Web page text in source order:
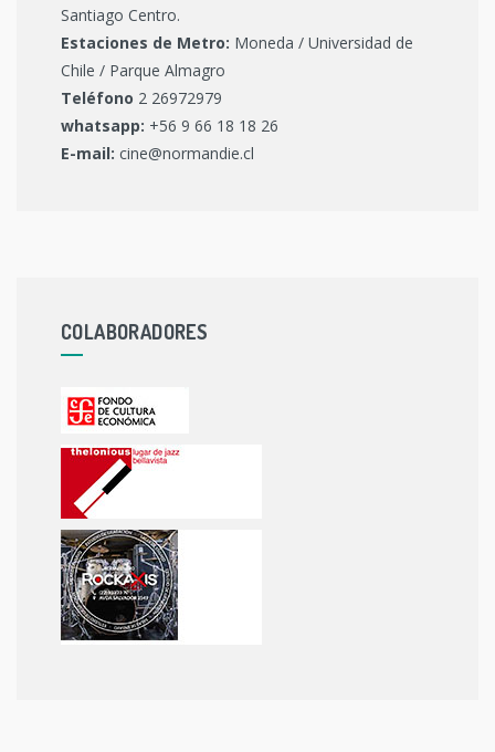
Santiago Centro.
Estaciones de Metro: Moneda / Universidad de
Chile / Parque Almagro
Teléfono 2 26972979
whatsapp: +56 9 66 18 18 26
E-mail: cine@normandie.cl
COLABORADORES